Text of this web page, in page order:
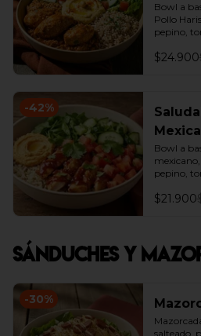
Bowl a
Pollo
pepino,
$24.900
-42%
Bowl a
pepino,
$21.900
Sánduches y
-30%
salteado,